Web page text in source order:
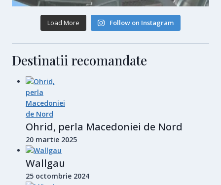
Load More Follow on Instagram
Destinatii recomandate
Ohrid, perla Macedoniei de Nord
20 martie 2025
Wallgau
25 octombrie 2024